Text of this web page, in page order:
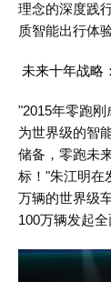
理念的深度践
质智能出行体
未来十年战略
"2015年零跑
为世界级的智
储备，零跑未
标！"朱江明在
万辆的世界级
100万辆发起全